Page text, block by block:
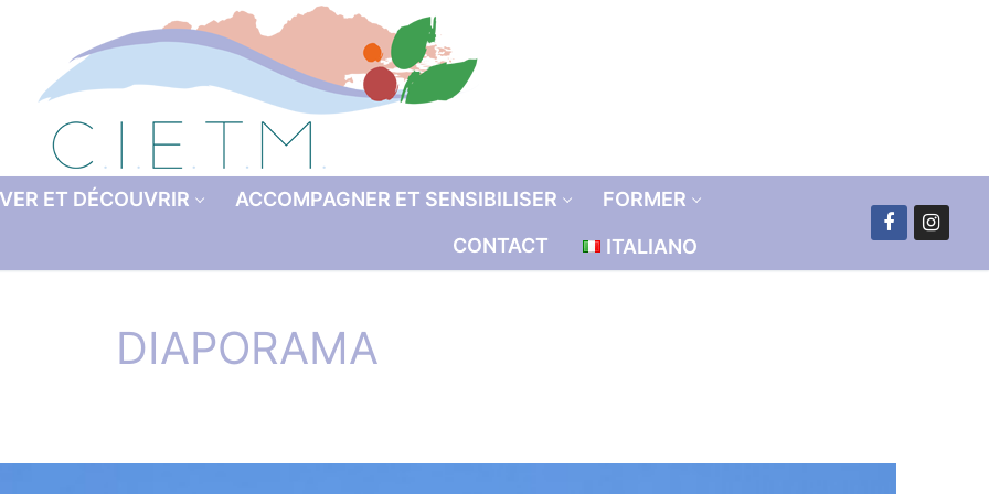
ET DÉCOUVRIR ACCOMPAGNER ET SENSIBILISER
FORMER
CONTACT
ITALIANO
DIAPORAMA